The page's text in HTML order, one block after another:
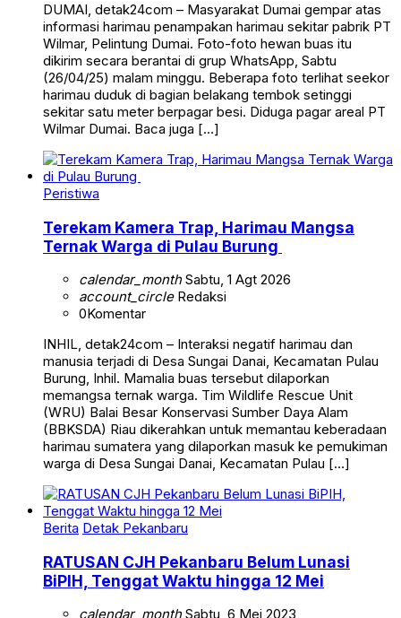
DUMAI, detak24com – Masyarakat Dumai gempar atas
informasi harimau penampakan harimau sekitar pabrik PT
Wilmar, Pelintung Dumai. Foto-foto hewan buas itu
dikirim secara berantai di grup WhatsApp, Sabtu
(26/04/25) malam minggu. Beberapa foto terlihat seekor
harimau duduk di bagian belakang tembok setinggi
sekitar satu meter berpagar besi. Diduga pagar areal PT
Wilmar Dumai. Baca juga […]
Peristiwa
Terekam Kamera Trap, Harimau Mangsa
Ternak Warga di Pulau Burung
calendar_monthSabtu, 1 Agt 2026
account_circleRedaksi
0Komentar
INHIL, detak24com – Interaksi negatif harimau dan
manusia terjadi di Desa Sungai Danai, Kecamatan Pulau
Burung, Inhil. Mamalia buas tersebut dilaporkan
memangsa ternak warga. Tim Wildlife Rescue Unit
(WRU) Balai Besar Konservasi Sumber Daya Alam
(BBKSDA) Riau dikerahkan untuk memantau keberadaan
harimau sumatera yang dilaporkan masuk ke pemukiman
warga di Desa Sungai Danai, Kecamatan Pulau […]
Berita Detak Pekanbaru
RATUSAN CJH Pekanbaru Belum Lunasi
BiPIH, Tenggat Waktu hingga 12 Mei
calendar_monthSabtu, 6 Mei 2023